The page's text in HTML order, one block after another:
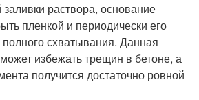
раствора, основание
пленкой и периодически его
схватывания. Данная
избежать трещин в бетоне, а
получится достаточно ровной